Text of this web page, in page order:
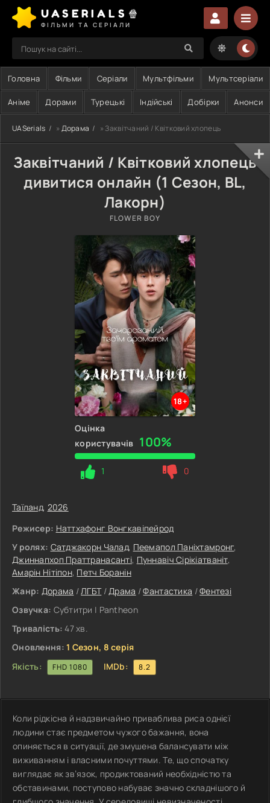
UASERIALS🍿
ФІЛЬМИ ТА СЕРІАЛИ
Головна Фільми Серіали Мультфільми Мультсеріали
Аніме Дорами Турецькі Індійські Добірки Анонси
UASerials » Дорама » Заквітчаний / Квітковий хлопець
Заквітчаний / Квітковий хлопець
дивитися онлайн (1 Сезон, BL,
Лакорн)
FLOWER BOY
18+
Оцінка
користувачів 100%
1 0
Таїланд, 2026
Режисер: Наттхафонг Вонгкавіпейрод
У ролях: Сатджакорн Чалад, Пеемапол Паніхтамронг,
Джиннапхоп Праттранасанті, Пуннавіч Сірікіатваніт,
Амарін Нітіпон, Петч Боранін
Жанр: Дорама /ЛГБТ/Драма /Фантастика /Фентезі
Озвучка: Субтитри | Pantheon
Тривалість: 47 хв.
Оновлення: 1 Сезон, 8 серія
Якість:
FHD 1080 IMDb: 8.2
Коли рідкісна й надзвичайно приваблива риса однієї
людини стає предметом чужого бажання, вона
опиняється в ситуації, де змушена балансувати між
виживанням і власними почуттями. Те, що спочатку
виглядає як зв’язок, продиктований необхідністю та
обставинами, поступово набуває значно складнішого й